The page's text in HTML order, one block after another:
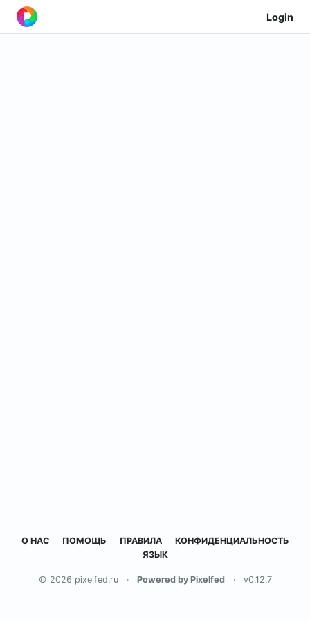
Login
О НАС ПОМОЩЬ ПРАВИЛА
КОНФИДЕНЦИАЛЬНОСТЬ
ЯЗЫК
© 2026 pixelfed.ru · Powered by Pixelfed · v0.12.7